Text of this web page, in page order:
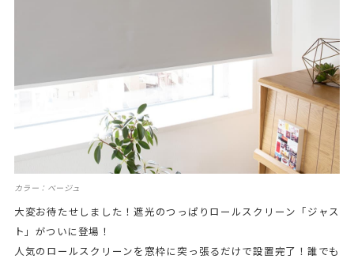
カラー：ベージュ
大変お待たせしました！遮光のつっぱりロールスクリーン「ジャス
ト」がついに登場！
人気のロールスクリーンを窓枠に突っ張るだけで設置完了！誰でも